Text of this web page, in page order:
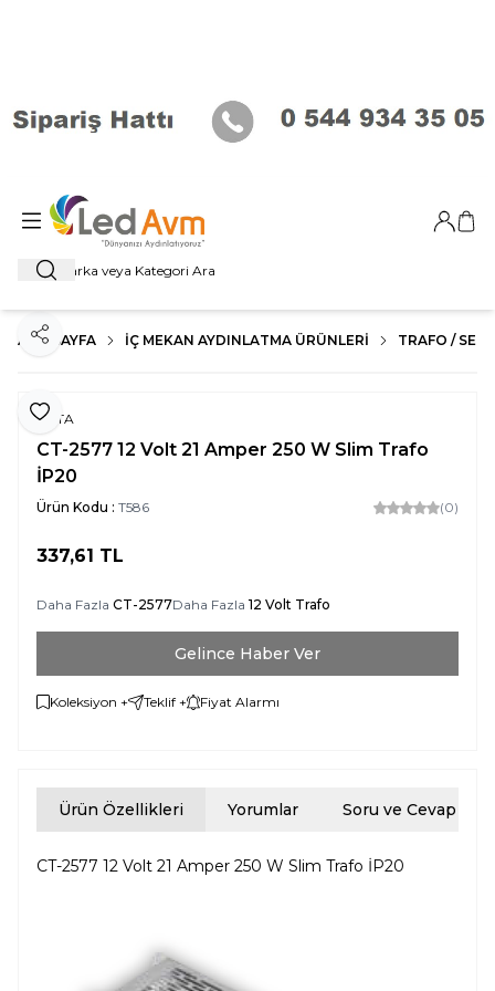
Ara
Giriş
ANA SAYFA İÇ MEKAN AYDINLATMA ÜRÜNLERI TRAFO /
Favoriye Ekle
Paylaş
CATA
CT-2577 12 Volt 21 Amper 250 W Slim Trafo
İP20
Ürün Kodu : T586 (0)
337,61 TL
Daha Fazla CT-2577Daha Fazla 12 Volt Trafo
Gelince Haber Ver
Koleksiyon + Teklif + Fiyat Alarmı
Ürün Özellikleri Yorumlar Soru ve Cevap
CT-2577 12 Volt 21 Amper 250 W Slim Trafo İP20